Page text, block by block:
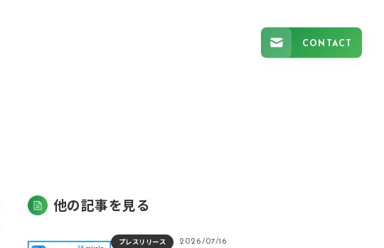
CONTACT
他の記事を見る
プレスリリース 2026/07/16